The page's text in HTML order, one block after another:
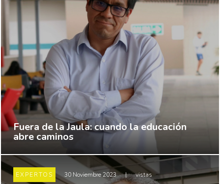
Fuera de la Jaula: cuando la educación
abre caminos
EXPERTOS 30 Noviembre 2023 | vistas